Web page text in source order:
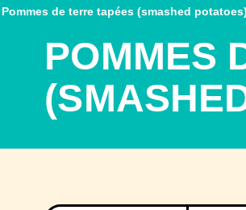
Pommes de terre tapées (smashed potatoes)
POMMES